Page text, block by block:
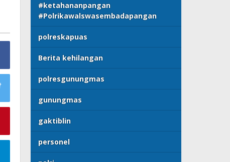
#ketahananpangan
#Polrikawalswasembadapangan
polreskapuas
Berita kehilangan
polresgunungmas
gunungmas
gaktiblin
personel